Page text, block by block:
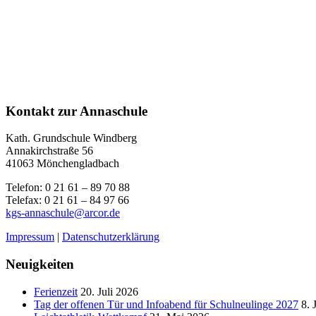
Kontakt zur Annaschule
Kath. Grundschule Windberg
Annakirchstraße 56
41063 Mönchengladbach
Telefon: 0 21 61 – 89 70 88
Telefax: 0 21 61 – 84 97 66
kgs-annaschule@arcor.de
Impressum | Datenschutzerklärung
Neuigkeiten
Ferienzeit 20. Juli 2026
Tag der offenen Tür und Infoabend für Schulneulinge 2027 8.